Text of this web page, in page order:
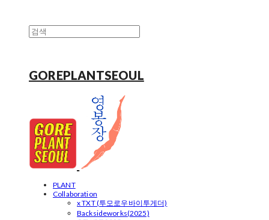
GOREPLANTSEOUL
PLANT
Collaboration
x TXT (투모로우바이투게더)
Backsideworks(2025)